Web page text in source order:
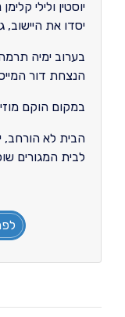
יוסטין ולילי
יסדו את היישוב,
בערוב ימיה
הנצחת דור
במקום הוקם
הבית לא הורחב,
לבית המגורים